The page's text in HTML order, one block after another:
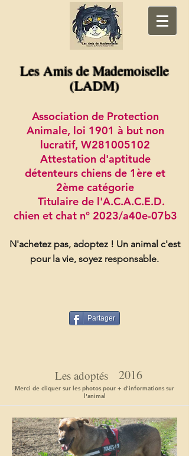
Les Amis de Mademoiselle
(LADM)
Association de Protection
Animale, loi 1901 à but non
lucratif, W281005102
Attestation d'aptitude
détenteurs chiens de 1ère et
2ème catégorie
Titulaire de l'A.C.A.C.E.D.
chien et chat n° 2023/a40e-07b3
N'achetez pas, adoptez ! Un animal c'est
pour la vie, soyez responsable.
Partager
2016
Les adoptés
Merci de cliquer sur les photos pour + d'informations sur
l'animal